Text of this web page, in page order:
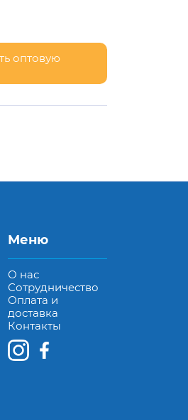
оптовую
Меню
О нас
Сотрудничество
Оплата и
доставка
Контакты